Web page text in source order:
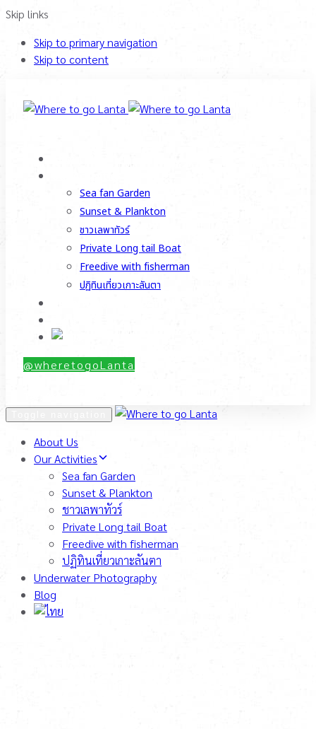
Skip links
Skip to primary navigation
Skip to content
Sea fan Garden
Sunset & Plankton
ชาวเลพาทัวร์
Private Long tail Boat
Freedive with fisherman
ปฏิทินเที่ยวเกาะลันตา
@wheretogoLanta
About Us
Our Activities
Sea fan Garden
Sunset & Plankton
ชาวเลพาทัวร์
Private Long tail Boat
Freedive with fisherman
ปฏิทินเที่ยวเกาะลันตา
Underwater Photography
Blog